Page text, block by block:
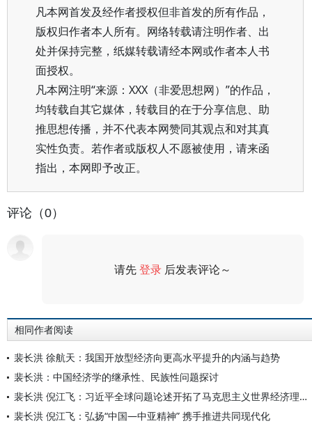
凡本网首发及经作者授权但非首发的所有作品，
版权归作者本人所有。网络转载请注明作者、出
处并保持完整，纸媒转载请经本网或作者本人书
面授权。
凡本网注明“来源：XXX（非爱思想网）”的作品，
均转载自其它媒体，转载目的在于分享信息、助
推思想传播，并不代表本网赞同其观点和对其真
实性负责。若作者或版权人不愿被使用，请来函
指出，本网即予改正。
评论（0）
请先登录 后发表评论～
相同作者阅读
裴长洪 徐航天：我国开放型经济向更高水平提升的内涵与趋势
裴长洪：中国经济学的继承性、民族性问题探讨
裴长洪 倪江飞：习近平全球问题论述开拓了马克思主义世界经济理论新境界
裴长洪 倪江飞：弘扬“中国—中亚精神” 携手推进共同现代化